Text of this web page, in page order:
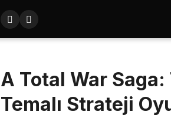
A Total War
Temalı Strateji